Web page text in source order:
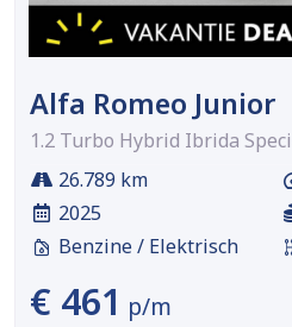
Alfa Romeo Junior
1.2 Turbo Hybrid Ibrida
26.789 km
2025
Benzine / Elektrisch
€ 461 p/m